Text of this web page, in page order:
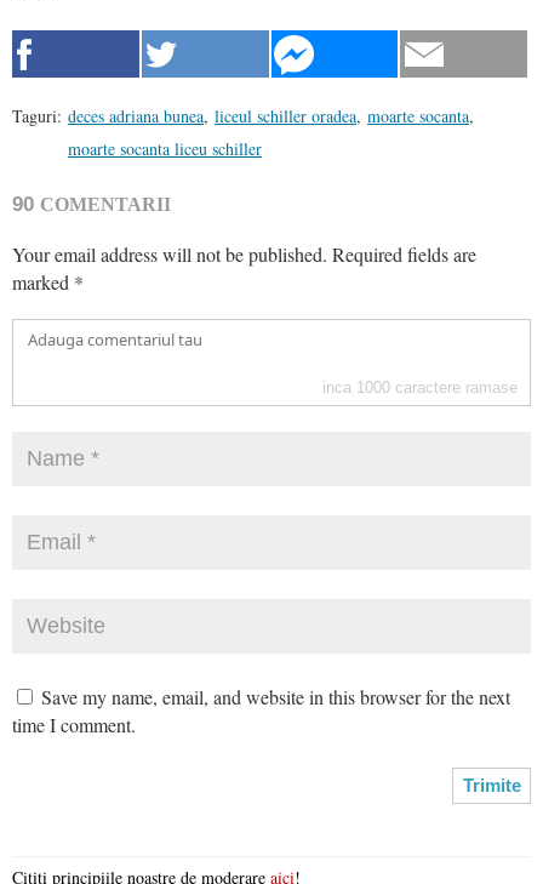
Taguri: deces adriana bunea, liceul schiller oradea, moarte socanta,
moarte socanta liceu schiller
90 COMENTARII
Your email address will not be published. Required fields are
marked *
inca 1000 caractere ramase
Save my name, email, and website in this browser for the next
time I comment.
Citiți principiile noastre de moderare aici!